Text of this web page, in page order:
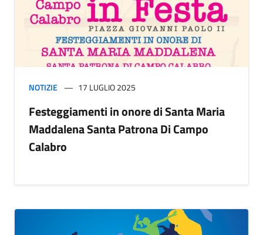
NOTIZIE 17 LUGLIO 2025
Festeggiamenti in onore di Santa Maria
Maddalena Santa Patrona Di Campo
Calabro